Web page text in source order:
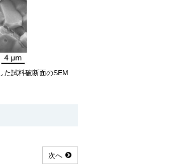
た試料破断面のSEM
次へ